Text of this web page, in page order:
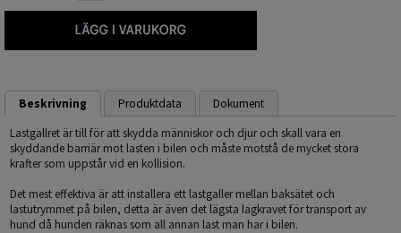
Beskrivning Produktdata
Dokument
Lastgallret är till för att skydda människor och djur och skall vara en
skyddande barriär mot lasten i bilen och måste motstå de mycket stora
krafter som uppstår vid en kollision.
Det mest effektiva är att installera ett lastgaller mellan baksätet och
lastutrymmet på bilen, detta är även det lägsta lagkravet för transport av
hund då hunden räknas som all annan last man har i bilen.